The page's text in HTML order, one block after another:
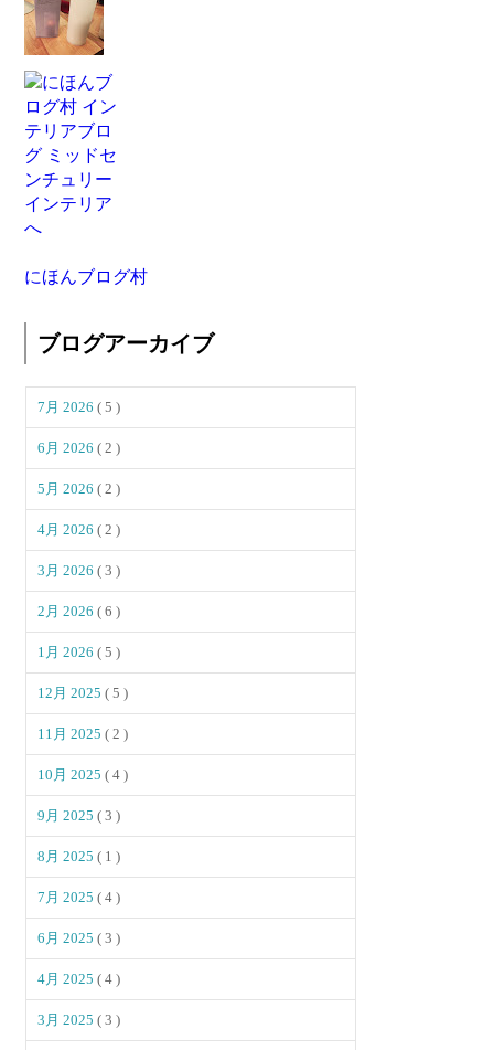
にほんブログ村
ブログアーカイブ
7月 2026( 5 )
6月 2026( 2 )
5月 2026( 2 )
4月 2026( 2 )
3月 2026( 3 )
2月 2026( 6 )
1月 2026( 5 )
12月 2025( 5 )
11月 2025( 2 )
10月 2025( 4 )
9月 2025( 3 )
8月 2025( 1 )
7月 2025( 4 )
6月 2025( 3 )
4月 2025( 4 )
3月 2025( 3 )